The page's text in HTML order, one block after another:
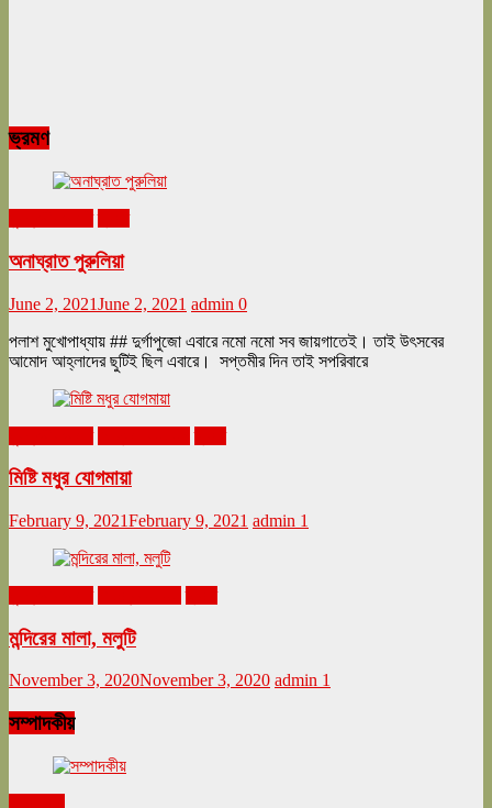
ভ্রমণ
অনাঘ্রাত পুরুলিয়া
June 2, 2021June 2, 2021 admin 0
পলাশ মুখোপাধ্যায় ## দুর্গাপুজো এবারে নমো নমো সব জায়গাতেই। তাই উৎসবের
আমোদ আহ্লাদের ছুটিই ছিল এবারে। সপ্তমীর দিন তাই সপরিবারে
মিষ্টি মধুর যোগমায়া
February 9, 2021February 9, 2021 admin 1
মন্দিরের মালা, মলুটি
November 3, 2020November 3, 2020 admin 1
সম্পাদকীয়